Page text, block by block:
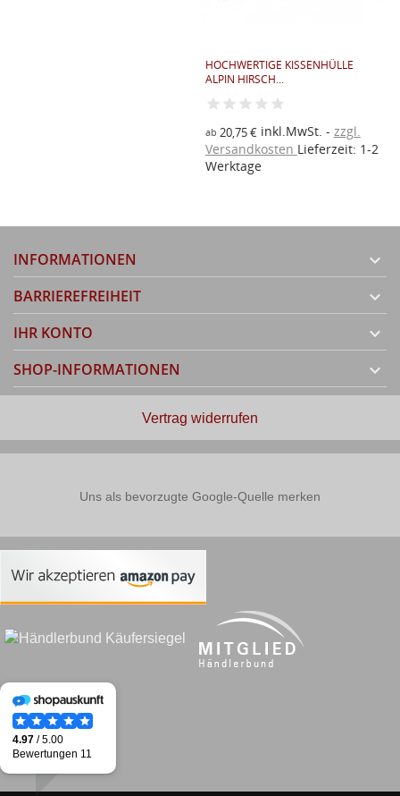
HOCHWERTIGE KISSENHÜLLE
ALPIN HIRSCH...
ab 20,75 €inkl.MwSt.
zzgl.
Versandkosten Lieferzeit: 1-2
Werktage
INFORMATIONEN 
BARRIEREFREIHEIT 
IHR KONTO 
SHOP-INFORMATIONEN 
Vertrag widerrufen
Uns als bevorzugte Google-Quelle merken